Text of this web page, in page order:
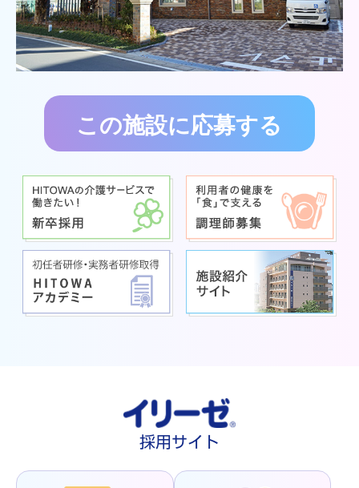
この施設に応募する
採用サイト